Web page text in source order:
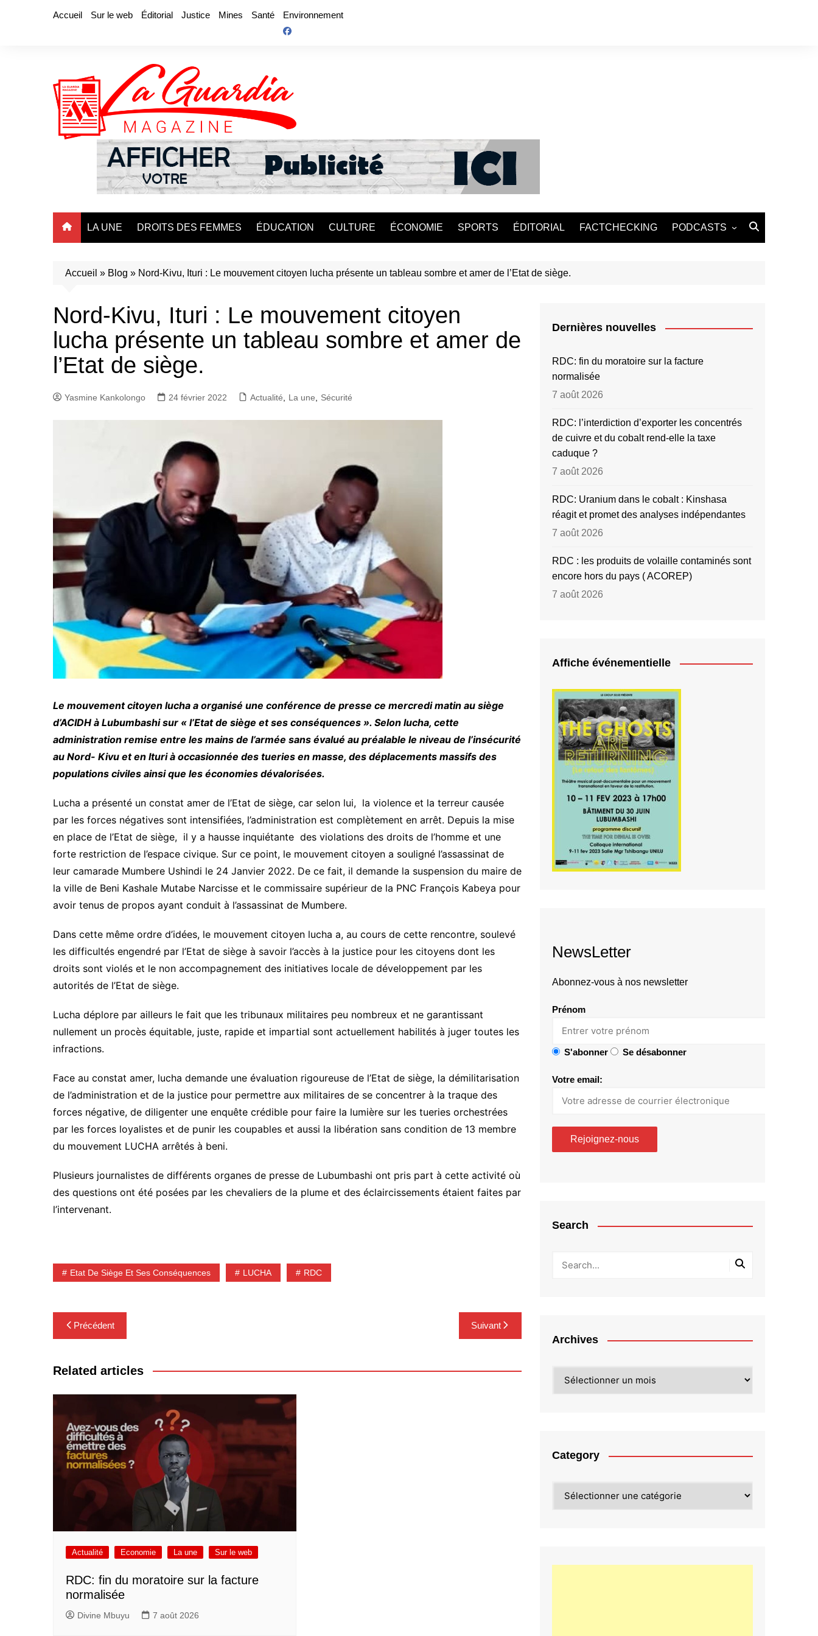
Accueil Sur le web Éditorial Justice Mines Santé Environnement
LA UNE DROITS DES FEMMES ÉDUCATION CULTURE ÉCONOMIE SPORTS ÉDITORIAL FACTCHECKING PODCASTS
Accueil » Blog » Nord-Kivu, Ituri : Le mouvement citoyen lucha présente un tableau sombre et amer de l’Etat de siège.
Nord-Kivu, Ituri : Le mouvement citoyen
lucha présente un tableau sombre et amer de
l’Etat de siège.
Yasmine Kankolongo 24 février 2022 Actualité, La une, Sécurité
Le mouvement citoyen lucha a organisé une conférence de presse ce mercredi matin au siège
d’ACIDH à Lubumbashi sur « l’Etat de siège et ses conséquences ». Selon lucha, cette
administration remise entre les mains de l’armée sans évalué au préalable le niveau de l’insécurité
au Nord- Kivu et en Ituri à occasionnée des tueries en masse, des déplacements massifs des
populations civiles ainsi que les économies dévalorisées.
Lucha a présenté un constat amer de l’Etat de siège, car selon lui, la violence et la terreur causée
par les forces négatives sont intensifiées, l’administration est complètement en arrêt. Depuis la mise
en place de l’Etat de siège, il y a hausse inquiétante des violations des droits de l’homme et une
forte restriction de l’espace civique. Sur ce point, le mouvement citoyen a souligné l’assassinat de
leur camarade Mumbere Ushindi le 24 Janvier 2022. De ce fait, il demande la suspension du maire de
la ville de Beni Kashale Mutabe Narcisse et le commissaire supérieur de la PNC François Kabeya pour
avoir tenus de propos ayant conduit à l’assassinat de Mumbere.
Dans cette même ordre d’idées, le mouvement citoyen lucha a, au cours de cette rencontre, soulevé
les difficultés engendré par l’Etat de siège à savoir l’accès à la justice pour les citoyens dont les
droits sont violés et le non accompagnement des initiatives locale de développement par les
autorités de l’Etat de siège.
Lucha déplore par ailleurs le fait que les tribunaux militaires peu nombreux et ne garantissant
nullement un procès équitable, juste, rapide et impartial sont actuellement habilités à juger toutes les
infractions.
Face au constat amer, lucha demande une évaluation rigoureuse de l’Etat de siège, la démilitarisation
de l’administration et de la justice pour permettre aux militaires de se concentrer à la traque des
forces négative, de diligenter une enquête crédible pour faire la lumière sur les tueries orchestrées
par les forces loyalistes et de punir les coupables et aussi la libération sans condition de 13 membre
du mouvement LUCHA arrêtés à beni.
Plusieurs journalistes de différents organes de presse de Lubumbashi ont pris part à cette activité où
des questions ont été posées par les chevaliers de la plume et des éclaircissements étaient faites par
l’intervenant.
Etat De Siège Et Ses Conséquences LUCHA RDC
Navigation
de
l’article
Précédent Suivant
Related articles
Actualité Economie La une Sur le web
RDC: fin du moratoire sur la facture
normalisée
Divine Mbuyu 7 août 2026
Dernières nouvelles
RDC: fin du moratoire sur la facture
normalisée
7 août 2026
RDC: l’interdiction d’exporter les concentrés
de cuivre et du cobalt rend-elle la taxe
caduque ?
7 août 2026
RDC: Uranium dans le cobalt : Kinshasa
réagit et promet des analyses indépendantes
7 août 2026
RDC : les produits de volaille contaminés sont
encore hors du pays ( ACOREP)
7 août 2026
Affiche événementielle
NewsLetter
Abonnez-vous à nos newsletter
Prénom
S'abonner Se désabonner
Votre email:
Search
Archives
Category